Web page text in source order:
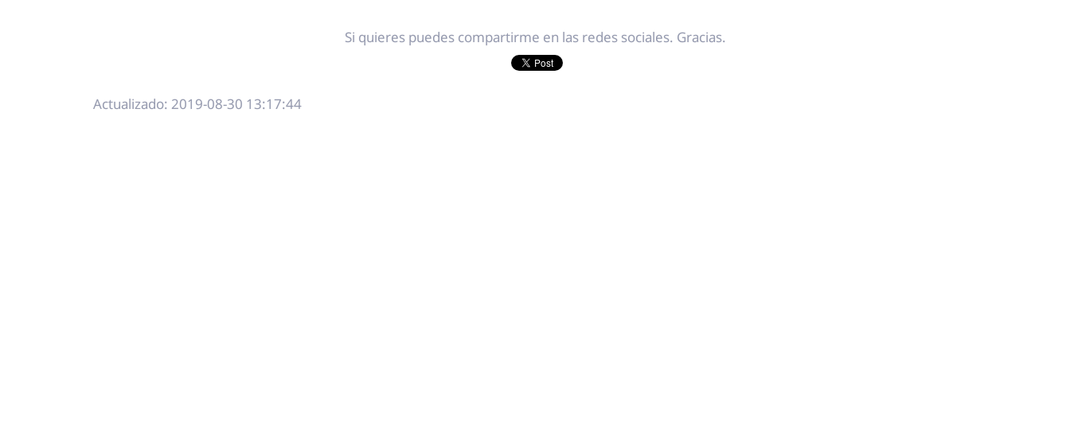
Si quieres puedes compartirme en las redes sociales. Gracias.
Actualizado: 2019-08-30 13:17:44